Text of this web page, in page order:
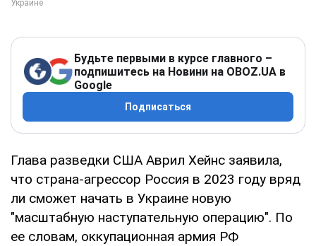
Будьте первыми в курсе главного –
подпишитесь на Новини на OBOZ.UA в
Google
Подписаться
Глава разведки США Аврил Хейнс заявила,
что страна-агрессор Россия в 2023 году вряд
ли сможет начать в Украине новую
"масштабную наступательную операцию". По
ее словам, оккупационная армия РФ